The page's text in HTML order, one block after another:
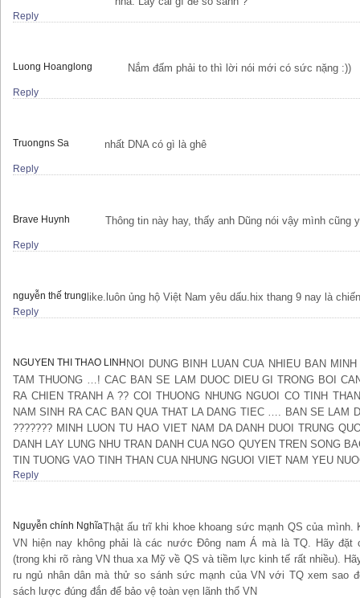
Reply
Luong Hoanglong Nắm đấm phải to thì lời nói mới có sức nặng :))
Reply
Truongns Sa nhất DNA có gì là ghê
Reply
Brave Huynh Thông tin này hay, thấy anh Dũng nói vậy mình cũng
Reply
nguyễn thế trung like.luôn ủng hộ Việt Nam yêu dấu.hix thang 9 nay là
Reply
NGUYEN THI THAO LINH NOI DUNG BINH LUAN CUA NHIEU BAN MINH
TAM THUONG …! CAC BAN SE LAM DUOC DIEU GI TRONG BOI
RA CHIEN TRANH A ?? COI THUONG NHUNG NGUOI CO TINH
NAM SINH RA CAC BAN QUA THAT LA DANG TIEC …. BAN SE LAM
??????? MINH LUON TU HAO VIET NAM DA DANH DUOI TRUNG
DANH LAY LUNG NHU TRAN DANH CUA NGO QUYEN TREN SONG
TIN TUONG VAO TINH THAN CUA NHUNG NGUOI VIET NAM YEU
Reply
Nguyễn chính NghĩaThật ấu trĩ khi khoe khoang sức mạnh QS của mình.
VN hiện nay không phải là các nước Đông nam Á mà là TQ. Hãy đặt
(trong khi rõ ràng VN thua xa Mỹ về QS và tiềm lực kinh tế rất nhiều).
ru ngủ nhân dân mà thử so sánh sức mạnh của VN với TQ xem sao
sách lược đúng đắn để bảo vệ toàn vẹn lãnh thổ VN